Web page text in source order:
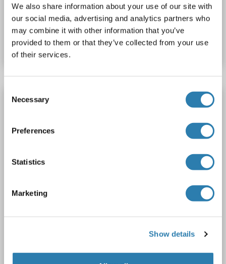
We also share information about your use of our site with
our social media, advertising and analytics partners who
may combine it with other information that you’ve
provided to them or that they’ve collected from your use
of their services.
Selection
Necessary
Preferences
Statistics
Marketing
Show details
N° du produit ABIN7799055
Fiche technique Détails
IGFBP6 anticorps (AA 46-238)
Polyclonal
unconjugated